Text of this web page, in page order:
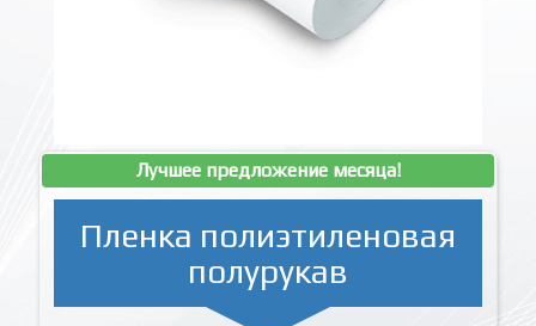
Лучшее предложение месяца!
Пленка полиэтиленовая
полурукав